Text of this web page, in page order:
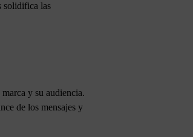
solidifica las
y su audiencia.
de los mensajes y